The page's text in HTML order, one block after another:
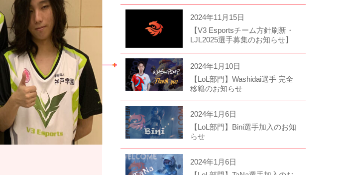
2024年11月15日
【V3 Esportsチーム方針刷新・
LJL2025選手募集のお知らせ】
2024年1月10日
【LoL部門】Washidai選手 完全
移籍のお知らせ
2024年1月6日
【LoL部門】Bini選手加入のお知
らせ
2024年1月6日